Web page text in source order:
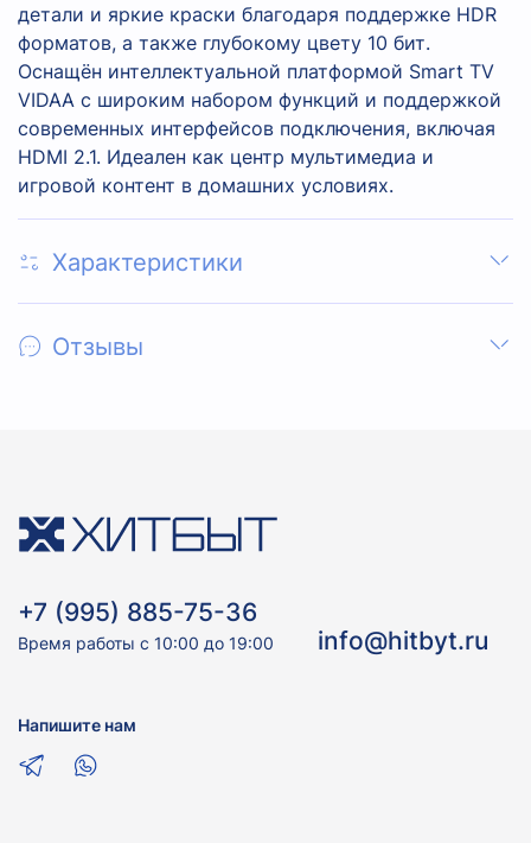
детали и яркие краски благодаря поддержке HDR
форматов, а также глубокому цвету 10 бит.
Оснащён интеллектуальной платформой Smart TV
VIDAA с широким набором функций и поддержкой
современных интерфейсов подключения, включая
HDMI 2.1. Идеален как центр мультимедиа и
игровой контент в домашних условиях.
Характеристики
Отзывы
+7 (995) 885-75-36
Время работы с 10:00 до 19:00 info@hitbyt.ru
Напишите нам